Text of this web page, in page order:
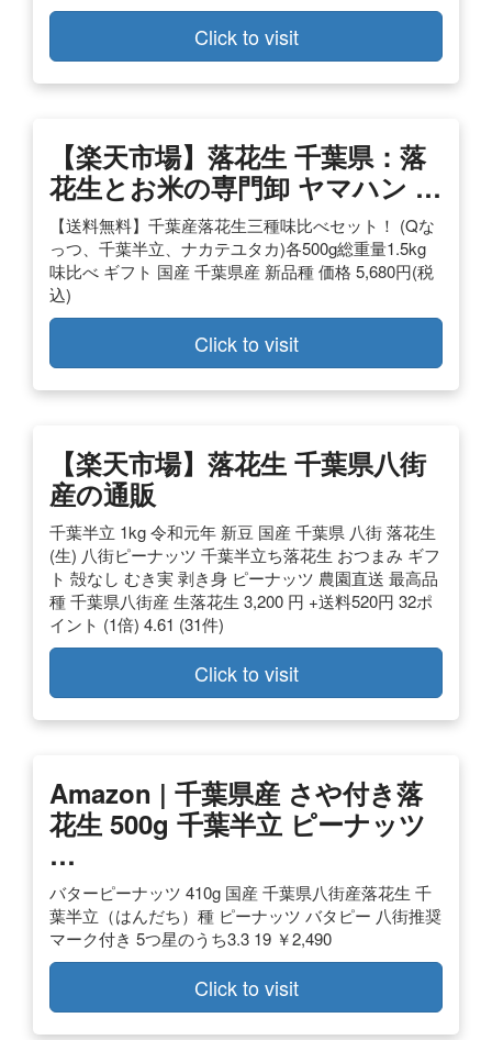
Click to visit
【楽天市場】落花生 千葉県：落
花生とお米の専門卸 ヤマハン …
【送料無料】千葉産落花生三種味比べセット！ (Qな
っつ、千葉半立、ナカテユタカ)各500g総重量1.5kg
味比べ ギフト 国産 千葉県産 新品種 価格 5,680円(税
込)
Click to visit
【楽天市場】 落花生 千葉県八街
産の通販
千葉半立 1kg 令和元年 新豆 国産 千葉県 八街 落花生
(生) 八街ピーナッツ 千葉半立ち落花生 おつまみ ギフ
ト 殻なし むき実 剥き身 ピーナッツ 農園直送 最高品
種 千葉県八街産 生落花生 3,200 円 +送料520円 32ポ
イント (1倍) 4.61 (31件)
Click to visit
Amazon | 千葉県産 さや付き落
花生 500g 千葉半立 ピーナッツ
…
バターピーナッツ 410g 国産 千葉県八街産落花生 千
葉半立（はんだち）種 ピーナッツ バタピー 八街推奨
マーク付き 5つ星のうち3.3 19 ￥2,490
Click to visit